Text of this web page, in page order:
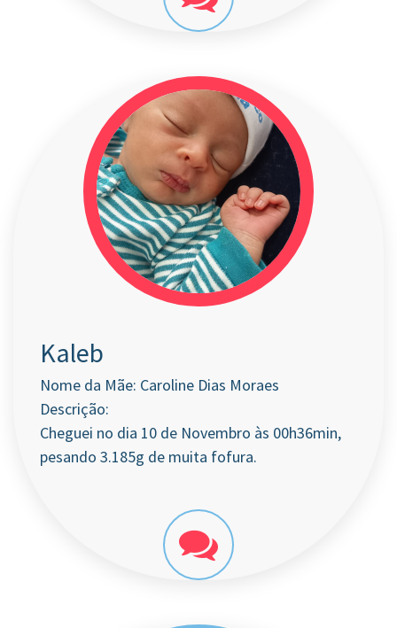
Kaleb
Nome da Mãe: Caroline Dias Moraes
Descrição:
Cheguei no dia 10 de Novembro às 00h36min,
pesando 3.185g de muita fofura.